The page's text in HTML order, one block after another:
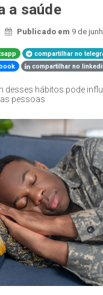
a saúde
Publicado em 9 de
compartilhar no
compartilhar no
desses hábitos pode
pessoas